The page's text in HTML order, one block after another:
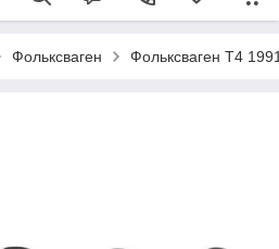
Фольксваген Фольксваген Т4